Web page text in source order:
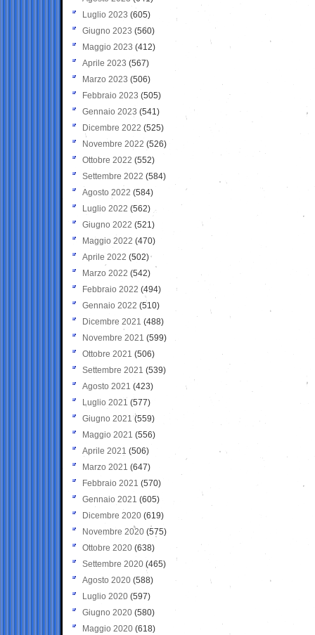
Luglio 2023 (605)
Giugno 2023 (560)
Maggio 2023 (412)
Aprile 2023 (567)
Marzo 2023 (506)
Febbraio 2023 (505)
Gennaio 2023 (541)
Dicembre 2022 (525)
Novembre 2022 (526)
Ottobre 2022 (552)
Settembre 2022 (584)
Agosto 2022 (584)
Luglio 2022 (562)
Giugno 2022 (521)
Maggio 2022 (470)
Aprile 2022 (502)
Marzo 2022 (542)
Febbraio 2022 (494)
Gennaio 2022 (510)
Dicembre 2021 (488)
Novembre 2021 (599)
Ottobre 2021 (506)
Settembre 2021 (539)
Agosto 2021 (423)
Luglio 2021 (577)
Giugno 2021(559)
Maggio 2021 (556)
Aprile 2021 (506)
Marzo 2021 (647)
Febbraio 2021 (570)
Gennaio 2021 (605)
Dicembre 2020 (619)
Novembre 2020 (575)
Ottobre 2020 (638)
Settembre 2020(465)
Agosto 2020 (588)
Luglio 2020 (597)
Giugno 2020 (580)
Maggio 2020 (618)